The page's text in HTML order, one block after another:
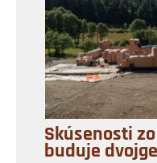
Skúsenosti
buduje